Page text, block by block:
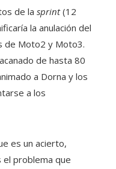
de la sprint(12
la anulación del
de Moto2 y Moto3.
de hasta 80
a Dorna y los
a los
es un acierto,
problema que